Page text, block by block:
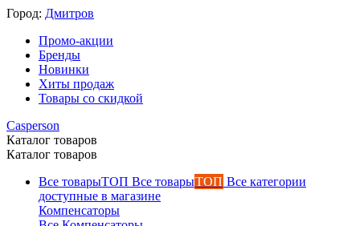
Город: Дмитров
Промо-акции
Бренды
Новинки
Хиты продаж
Товары со скидкой
Каталог товаров
Каталог товаров
Все товарыТОП Все категории
доступные в магазине
Компенсаторы